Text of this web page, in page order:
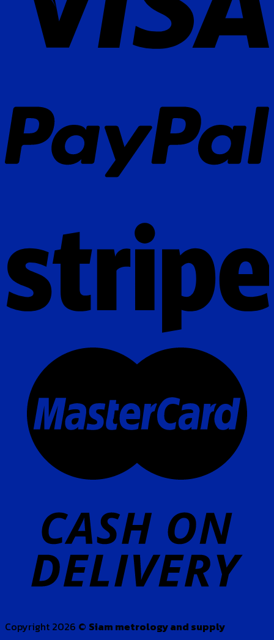
Copyright 2026 © Siam metrology and supply